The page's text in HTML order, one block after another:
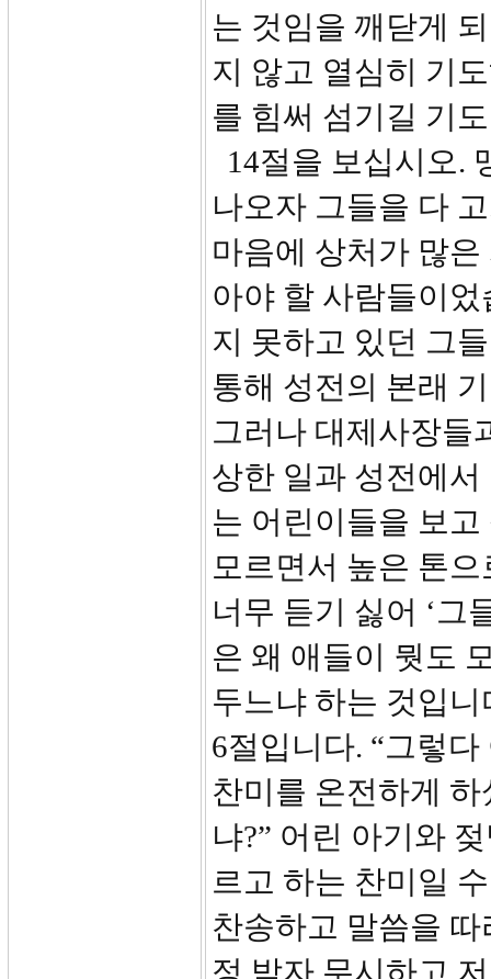
는 것임을 깨닫게
지 않고 열심히 기
를 힘써 섬기길 기
14절을 보십시오.
나오자 그들을 다
마음에 상처가 많
아야 할 사람들이
지 못하고 있던 그
통해 성전의 본래
그러나 대제사장들
상한 일과 성전에서
는 어린이들을 보
모르면서 높은 톤
너무 듣기 싫어 ‘그
은 왜 애들이 뭣도
두느냐 하는 것입
6절입니다. “그렇
찬미를 온전하게
냐?” 어린 아기와
르고 하는 찬미일
찬송하고 말씀을
정 박자 무시하고